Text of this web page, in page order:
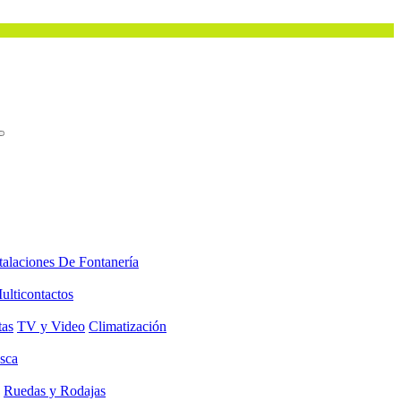
De Fontanería
TV y Video Climatización
Ruedas y Rodajas